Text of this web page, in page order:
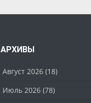
АРХИВЫ
Август 2026(18)
Июль 2026(78)